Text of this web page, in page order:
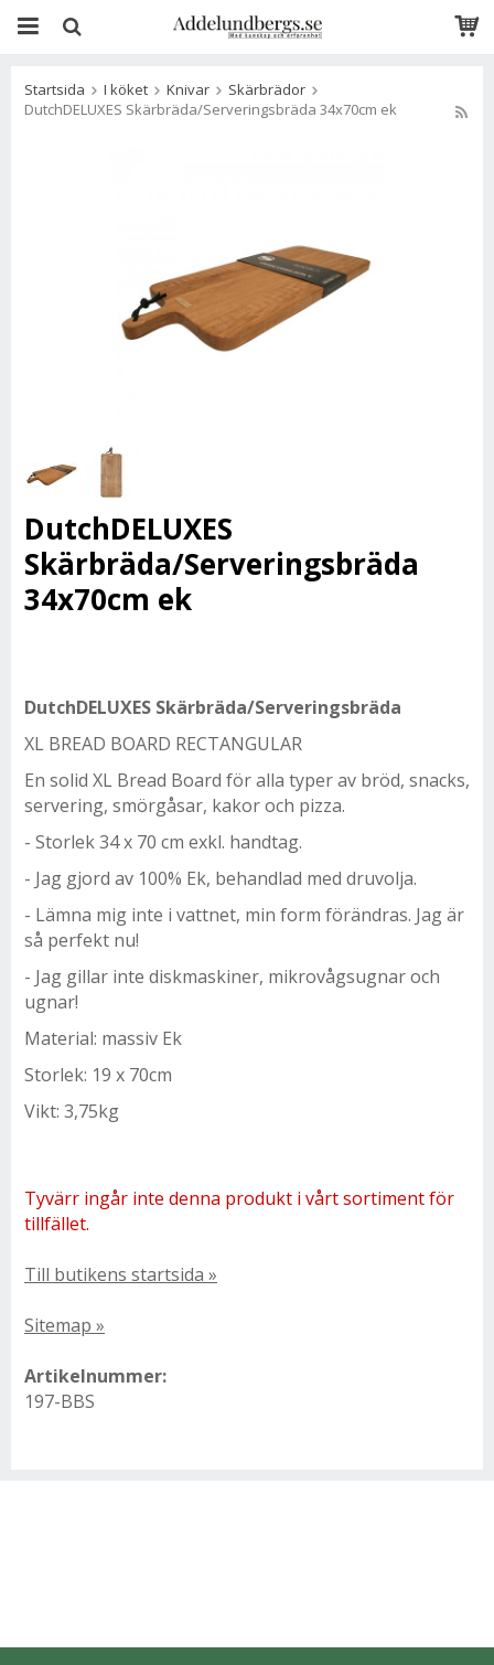
Startsida I köket Knivar
Skärbrädor
DutchDELUXES Skärbräda/Serveringsbräda 34x70cm ek
DutchDELUXES
Skärbräda/Serveringsbräda
34x70cm ek
DutchDELUXES Skärbräda/Serveringsbräda
XL BREAD BOARD RECTANGULAR
En solid XL Bread Board för alla typer av bröd, snacks,
servering, smörgåsar, kakor och pizza.
- Storlek 34 x 70 cm exkl. handtag.
- Jag gjord av 100% Ek, behandlad med druvolja.
- Lämna mig inte i vattnet, min form förändras. Jag är
så perfekt nu!
- Jag gillar inte diskmaskiner, mikrovågsugnar och
ugnar!
Material: massiv Ek
Storlek: 19 x 70cm
Vikt: 3,75kg
Tyvärr ingår inte denna produkt i vårt sortiment för
tillfället.
Till butikens startsida »
Sitemap »
Artikelnummer:
197-BBS